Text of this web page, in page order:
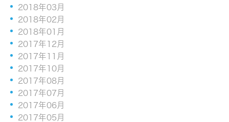
2018年03月
2018年02月
2018年01月
2017年12月
2017年11月
2017年10月
2017年08月
2017年07月
2017年06月
2017年05月